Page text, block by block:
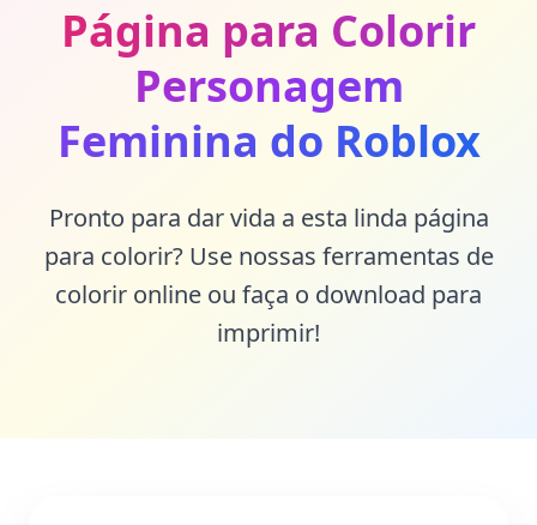
Página para Colorir
Personagem
Feminina do Roblox
Pronto para dar vida a esta linda página
para colorir? Use nossas ferramentas de
colorir online ou faça o download para
imprimir!